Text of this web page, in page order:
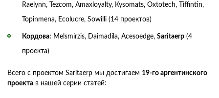
Raelynn, Tezcom, Amaxloyalty, Kysomats, Oxtotech, Tiffintin,
Topinmena, Ecolucre, Sowilli (14 проектов)
Кордова: Melsmirzis, Daimadila, Acesoedge, Saritaerp (4
проекта)
Всего с проектом Saritaerp мы достигаем 19-го аргентинского
проекта в нашей серии статей: